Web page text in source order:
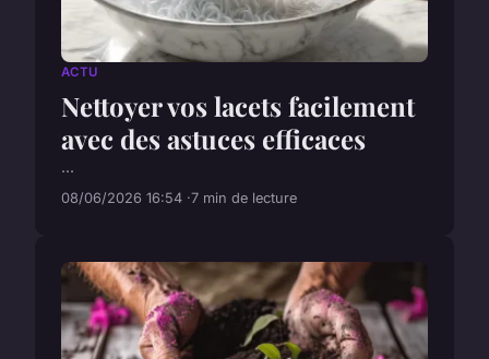
ACTU
Nettoyer vos lacets facilement
avec des astuces efficaces
...
08/06/2026 16:54 7 min de lecture